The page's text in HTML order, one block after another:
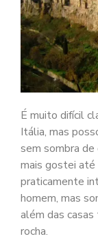
É muito difícil
Itália, mas
sem sombra
mais gostei até
praticamente
homem, mas
além das
rocha.